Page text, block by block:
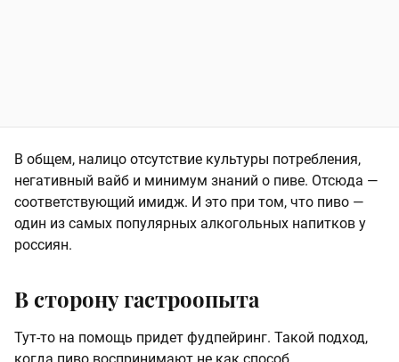
В общем, налицо отсутствие культуры потребления,
негативный вайб и минимум знаний о пиве. Отсюда —
соответствующий имидж. И это при том, что пиво —
один из самых популярных алкогольных напитков у
россиян.
В сторону гастроопыта
Тут-то на помощь придет фудпейринг. Такой подход,